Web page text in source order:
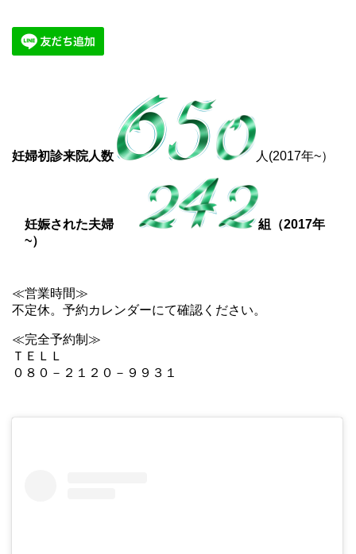
妊婦初診来院人数 人(2017年~）
妊娠された夫婦
組（2017年
~）
≪営業時間≫
不定休。予約カレンダーにて確認ください。
≪完全予約制≫
ＴＥＬＬ
０８０－２１２０－９９３１